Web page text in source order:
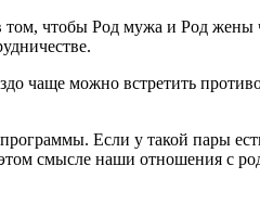
чтобы Род мужа и Род жены
можно встретить
Если у такой пары
смысле наши отношения с